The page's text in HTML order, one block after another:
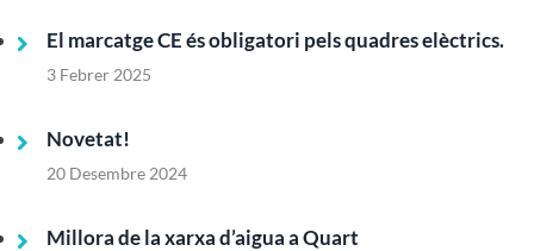
El marcatge CE és obligatori pels quadres elèctrics.
3 Febrer 2025
Novetat!
20 Desembre 2024
Millora de la xarxa d’aigua a Quart